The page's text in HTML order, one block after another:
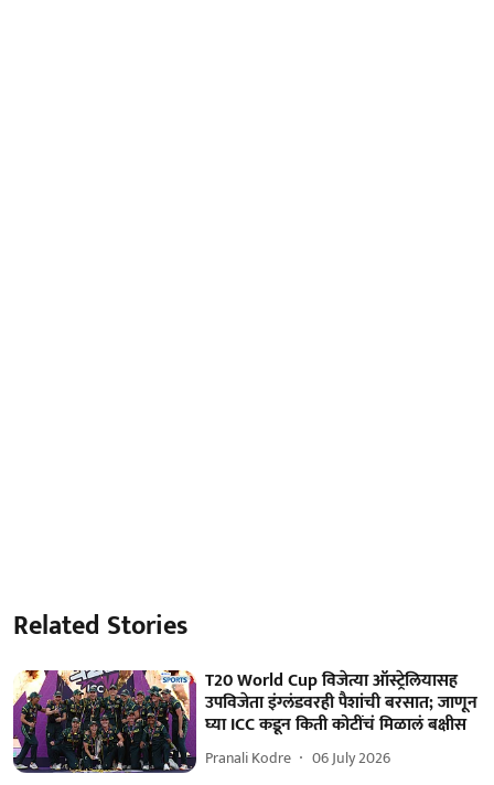
Related Stories
T20 World Cup विजेत्या ऑस्ट्रेलियासह
उपविजेता इंग्लंडवरही पैशांची बरसात; जाणून
घ्या ICC कडून किती कोटींचं मिळालं बक्षीस
Pranali Kodre 06 July 2026